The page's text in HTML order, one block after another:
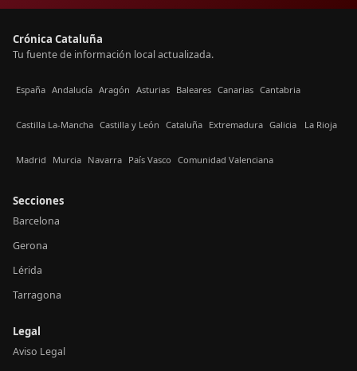
Crónica Cataluña
Tu fuente de información local actualizada.
España Andalucía Aragón Asturias Baleares Canarias Cantabria
Castilla La-Mancha Castilla y León Cataluña Extremadura Galicia La Rioja
Madrid Murcia Navarra País Vasco Comunidad Valenciana
Secciones
Barcelona
Gerona
Lérida
Tarragona
Legal
Aviso Legal